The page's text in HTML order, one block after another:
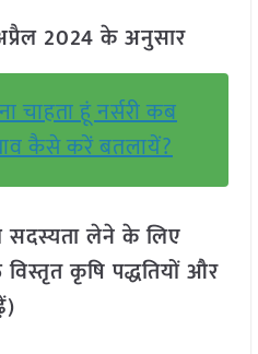
2024 के अनुसार
चाहता हूं नर्सरी कब
कैसे करें बतलायें?
लेने के लिए
कृषि पद्धतियों और